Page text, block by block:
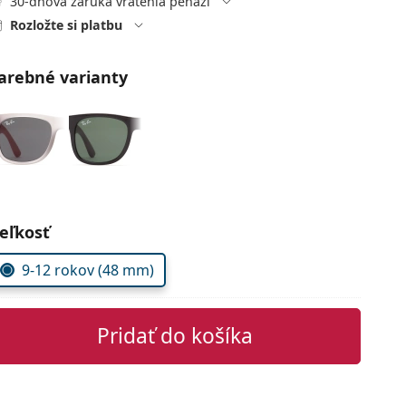
Rozložte si platbu
varianty
parametre
9-12 rokov (48 mm)
Pridať do košíka